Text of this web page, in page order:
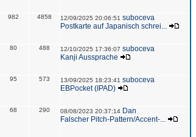
982 4858 12/09/2025 20:06:51 suboceva
Postkarte auf Japanisch schrei...
80 488 12/10/2025 17:36:07 suboceva
Kanji Aussprache
95 573 13/09/2025 18:23:41 suboceva
EBPocket (IPAD)
68 290 08/08/2023 20:37:14 Dan
Falscher Pitch-Pattern/Accent-...